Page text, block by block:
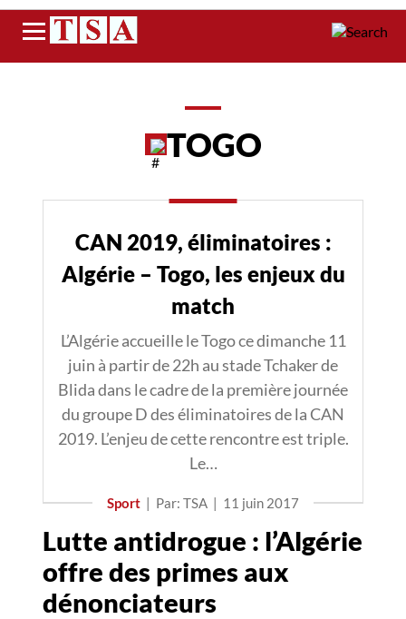
Menu
TOGO
CAN 2019, éliminatoires :
Algérie – Togo, les enjeux du
match
L’Algérie accueille le Togo ce dimanche 11
juin à partir de 22h au stade Tchaker de
Blida dans le cadre de la première journée
du groupe D des éliminatoires de la CAN
2019. L’enjeu de cette rencontre est triple.
Le…
Sport | Par: TSA | 11 juin 2017
Lutte antidrogue : l’Algérie
offre des primes aux
dénonciateurs